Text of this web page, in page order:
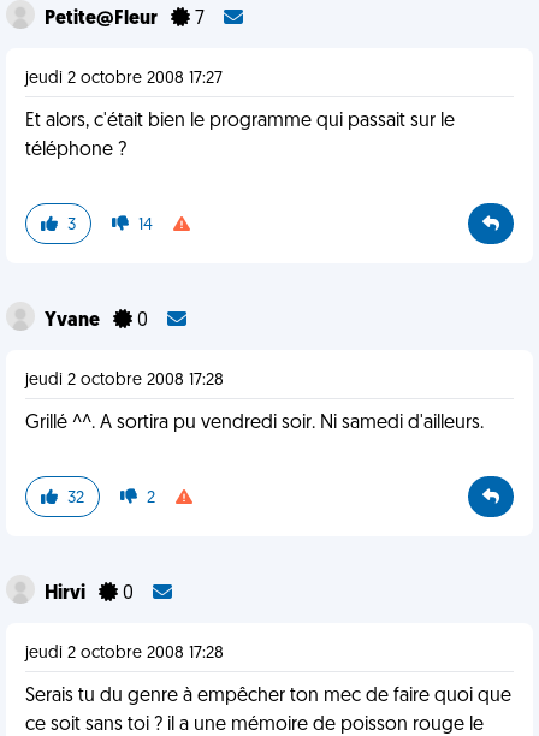
Petite@Fleur 7
jeudi 2 octobre 2008 17:27
Et alors, c'était bien le programme qui passait sur le
téléphone ?
3 14
Yvane 0
jeudi 2 octobre 2008 17:28
Grillé ^^. A sortira pu vendredi soir. Ni samedi d'ailleurs.
32 2
Hirvi 0
jeudi 2 octobre 2008 17:28
Serais tu du genre à empêcher ton mec de faire quoi que
ce soit sans toi ? il a une mémoire de poisson rouge le